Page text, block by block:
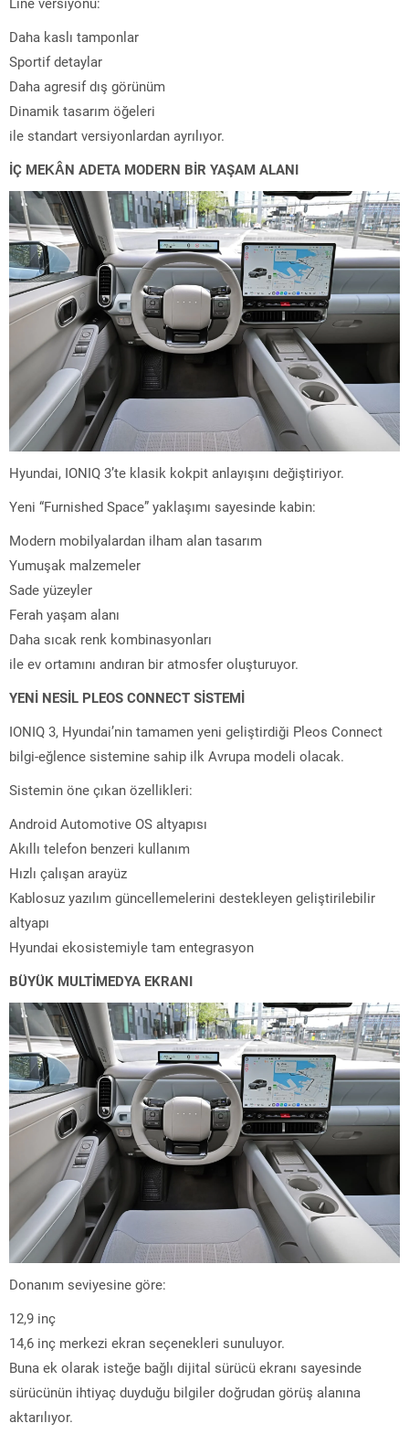
Daha kaslı tamponlar
Sportif detaylar
Daha agresif dış görünüm
Dinamik tasarım öğeleri
ile standart versiyonlardan ayrılıyor.
İÇ MEKÂN ADETA MODERN BİR YAŞAM ALANI
Hyundai, IONIQ 3’te klasik kokpit anlayışını değiştiriyor.
Yeni “Furnished Space” yaklaşımı sayesinde kabin:
Modern mobilyalardan ilham alan tasarım
Yumuşak malzemeler
Sade yüzeyler
Ferah yaşam alanı
Daha sıcak renk kombinasyonları
ile ev ortamını andıran bir atmosfer oluşturuyor.
YENİ NESİL PLEOS CONNECT SİSTEMİ
IONIQ 3, Hyundai’nin tamamen yeni geliştirdiği Pleos Connect
bilgi-eğlence sistemine sahip ilk Avrupa modeli olacak.
Sistemin öne çıkan özellikleri:
Android Automotive OS altyapısı
Akıllı telefon benzeri kullanım
Hızlı çalışan arayüz
Kablosuz yazılım güncellemelerini destekleyen geliştirilebilir
altyapı
Hyundai ekosistemiyle tam entegrasyon
BÜYÜK MULTİMEDYA EKRANI
Donanım seviyesine göre:
12,9 inç
14,6 inç merkezi ekran seçenekleri sunuluyor.
Buna ek olarak isteğe bağlı dijital sürücü ekranı sayesinde
sürücünün ihtiyaç duyduğu bilgiler doğrudan görüş alanına
aktarılıyor.